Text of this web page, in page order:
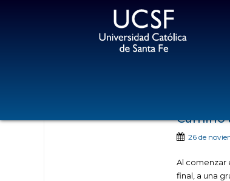
Camino
26 de
Al comenzar
final, a una